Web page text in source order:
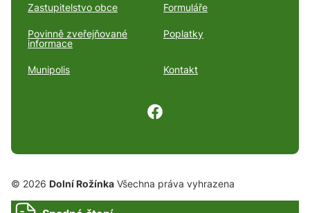
Zastupitelstvo obce Formuláře
Povinně zveřejňované
informace
Poplatky
Munipolis Kontakt
© 2026 Dolní Rožínka Všechna práva vyhrazena